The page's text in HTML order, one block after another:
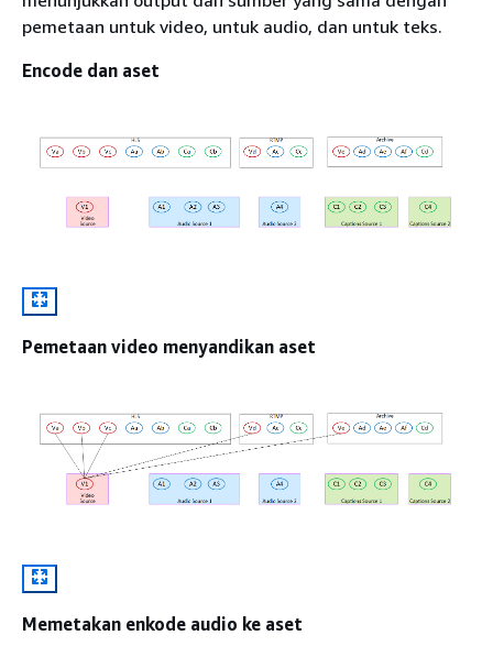
pemetaan untuk video, untuk audio, dan untuk teks.
Encode dan aset
Pemetaan video menyandikan aset
Memetakan enkode audio ke aset